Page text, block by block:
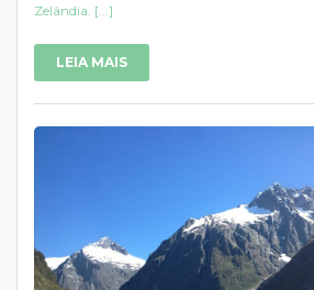
Zelândia. [...]
LEIA MAIS